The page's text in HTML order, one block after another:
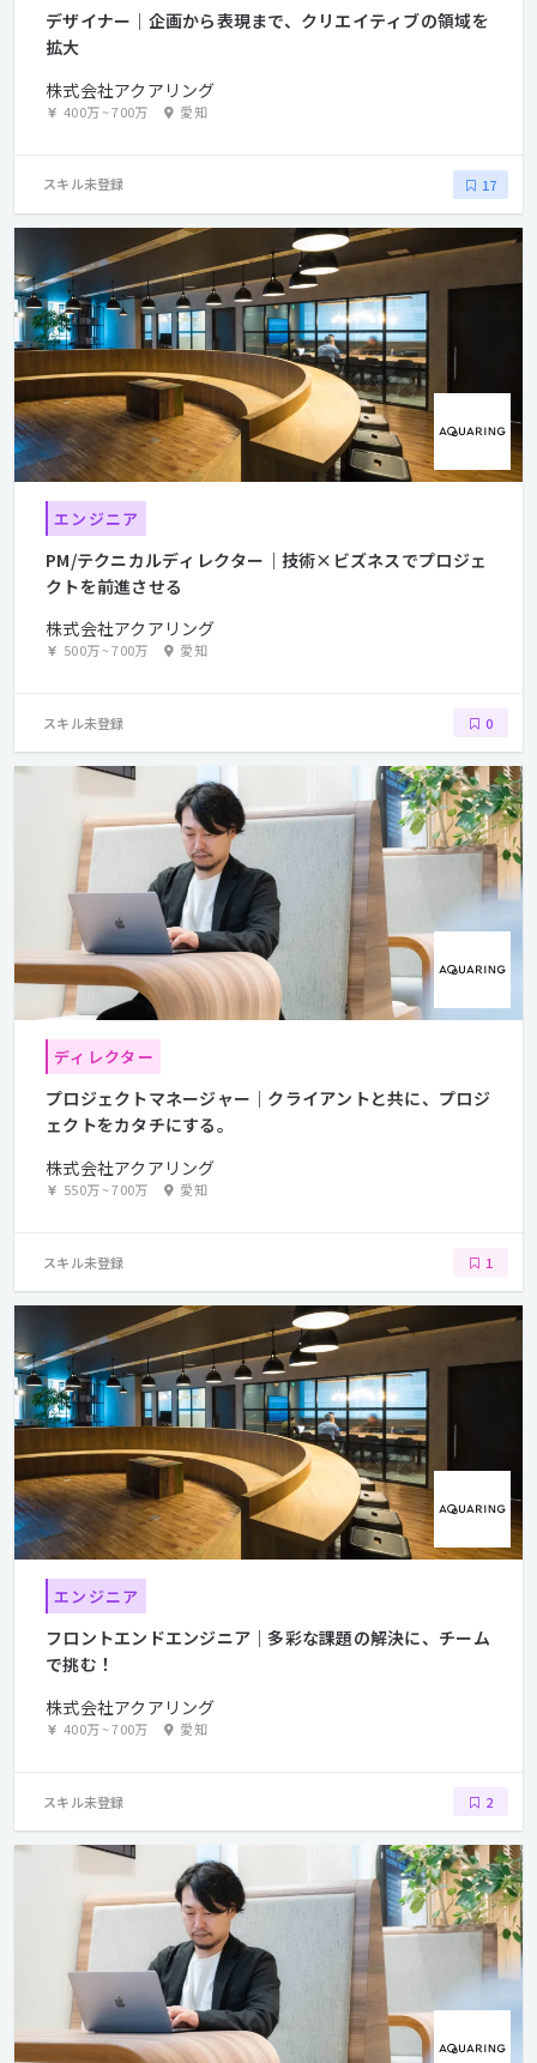
デザイナー｜企画から表現まで、クリエイティブの領域を
拡大
株式会社アクアリング
400万~700万 愛知
スキル未登録 17
エンジニア
PM/テクニカルディレクター｜技術×ビズネスでプロジェ
クトを前進させる
株式会社アクアリング
500万~700万 愛知
スキル未登録 0
ディレクター
プロジェクトマネージャー｜クライアントと共に、プロジ
ェクトをカタチにする。
株式会社アクアリング
550万~700万 愛知
スキル未登録 1
エンジニア
フロントエンドエンジニア｜多彩な課題の解決に、チーム
で挑む！
株式会社アクアリング
400万~700万 愛知
スキル未登録 2